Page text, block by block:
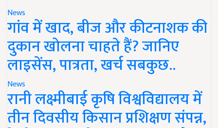
News
गांव में खाद, बीज और कीटनाशक की
दुकान खोलना चाहते हैं? जानिए
लाइसेंस, पात्रता, खर्च सबकुछ..
News
रानी लक्ष्मीबाई कृषि विश्वविद्यालय में
तीन दिवसीय किसान प्रशिक्षण संपन्न,